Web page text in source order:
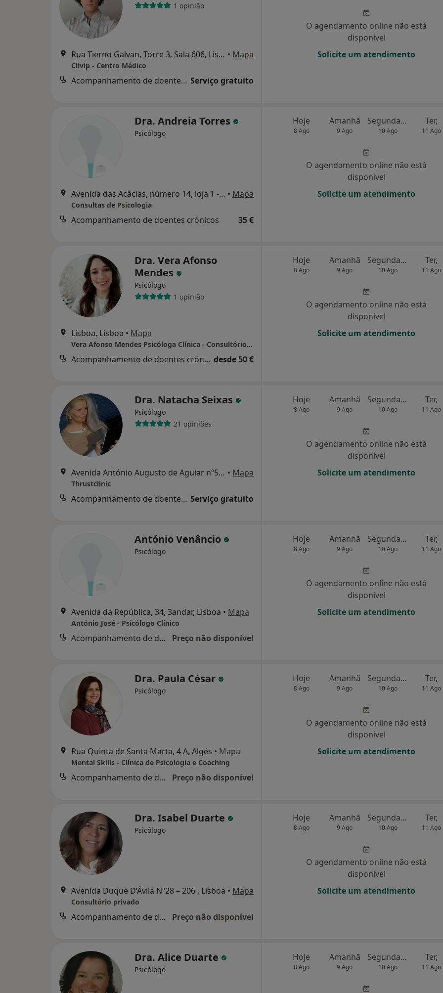
1 opinião
Rua Tierno Galvan, Torre 3, Sala 606, Lisboa • Mapa
Clivip - Centro Médico
Acompanhamento de doentes crónicos Serviço gratuito
O agendamento online não está
disponível
Solicite um atendimento
Dra. Andreia Torres
Psicólogo
Avenida das Acácias, número 14, loja 1 - Urbanização das Colinas do Cruzeiro, Odivelas • Mapa
Consultas de Psicologia
Acompanhamento de doentes crónicos 35 €
Hoje
8 Ago
Amanhã
9 Ago
Segunda-feira
10 Ago
Ter,
11 Ago
O agendamento online não está
disponível
Solicite um atendimento
Dra. Vera Afonso
Mendes
Psicólogo
1 opinião
Lisboa, Lisboa • Mapa
Vera Afonso Mendes Psicóloga Clínica - Consultório 100% online
Acompanhamento de doentes crónicos desde 50 €
Hoje
8 Ago
Amanhã
9 Ago
Segunda-feira
10 Ago
Ter,
11 Ago
O agendamento online não está
disponível
Solicite um atendimento
Dra. Natacha Seixas
Psicólogo
21 opiniões
Avenida António Augusto de Aguiar nº58-B, Lisboa • Mapa
Thrustclinic
Acompanhamento de doentes crónicos Serviço gratuito
Hoje
8 Ago
Amanhã
9 Ago
Segunda-feira
10 Ago
Ter,
11 Ago
O agendamento online não está
disponível
Solicite um atendimento
António Venâncio
Psicólogo
Avenida da República, 34, 3andar, Lisboa • Mapa
António José - Psicólogo Clínico
Acompanhamento de doentes crónicos Preço não disponível
Hoje
8 Ago
Amanhã
9 Ago
Segunda-feira
10 Ago
Ter,
11 Ago
O agendamento online não está
disponível
Solicite um atendimento
Dra. Paula César
Psicólogo
Rua Quinta de Santa Marta, 4 A, Algés • Mapa
Mental Skills - Clínica de Psicologia e Coaching
Acompanhamento de doentes crónicos Preço não disponível
Hoje
8 Ago
Amanhã
9 Ago
Segunda-feira
10 Ago
Ter,
11 Ago
O agendamento online não está
disponível
Solicite um atendimento
Dra. Isabel Duarte
Psicólogo
Avenida Duque D’Ávila Nº28 – 206 , Lisboa • Mapa
Consultório privado
Acompanhamento de doentes crónicos Preço não disponível
Hoje
8 Ago
Amanhã
9 Ago
Segunda-feira
10 Ago
Ter,
11 Ago
O agendamento online não está
disponível
Solicite um atendimento
Dra. Alice Duarte
Psicólogo
Hoje
8 Ago
Amanhã
9 Ago
Segunda-feira
10 Ago
Ter,
11 Ago